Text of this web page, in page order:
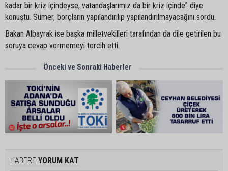
kadar bir kriz içindeyse, vatandaşlarımız da bir kriz içinde” diye
konuştu. Sümer, borçların yapılandırılıp yapılandırılmayacağını sordu.
Bakan Albayrak ise başka milletvekilleri tarafından da dile getirilen bu
soruya cevap vermemeyi tercih etti.
Önceki ve Sonraki Haberler
HABERE YORUM KAT